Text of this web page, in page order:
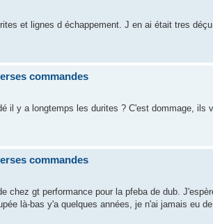
et lignes d échappement. J en ai était tres
commandes
il y a longtemps les durites ? C'est dommage, ils
commandes
chez gt performance pour la pfeba de dub.
là-bas y'a quelques années, je n'ai jamais eu